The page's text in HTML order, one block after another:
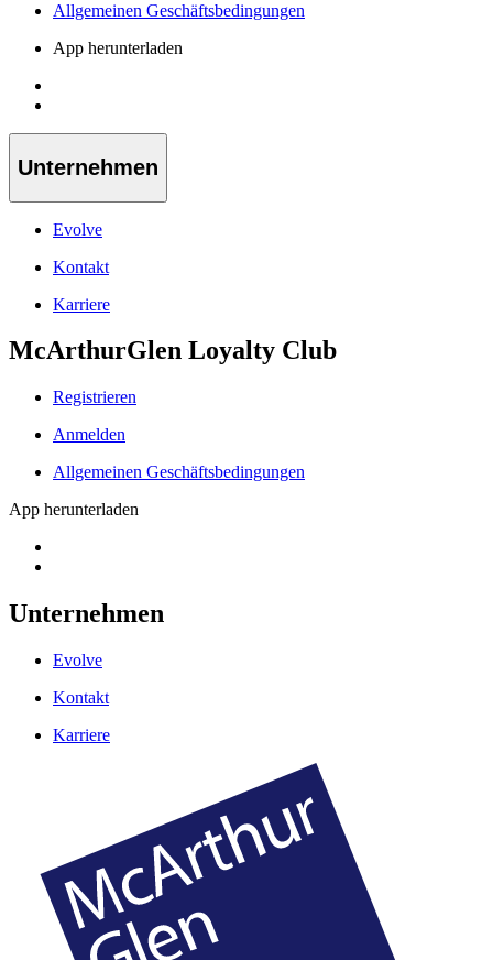
Allgemeinen Geschäftsbedingungen
App herunterladen
Unternehmen
Evolve
Kontakt
Karriere
McArthurGlen Loyalty Club
Registrieren
Anmelden
Allgemeinen Geschäftsbedingungen
App herunterladen
Unternehmen
Evolve
Kontakt
Karriere